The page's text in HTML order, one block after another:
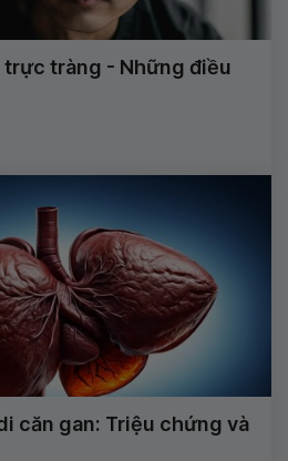
trực tràng - Những điều
căn gan: Triệu chứng và